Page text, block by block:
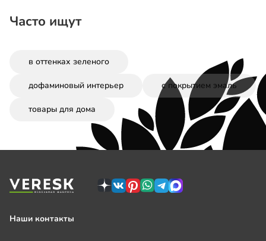
Часто ищут
в оттенках зеленого
дофаминовый интерьер с покрытием эмаль
товары для дома
Наши контакты